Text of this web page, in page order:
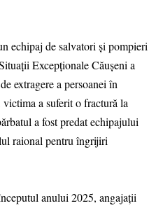
echipaj de salvatori și pompieri
Excepționale Căușeni a
extragere a persoanei în
a suferit o fractură la
a fost predat echipajului
raional pentru îngrijiri
anului 2025, angajații